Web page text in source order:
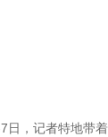
日，记者特地带